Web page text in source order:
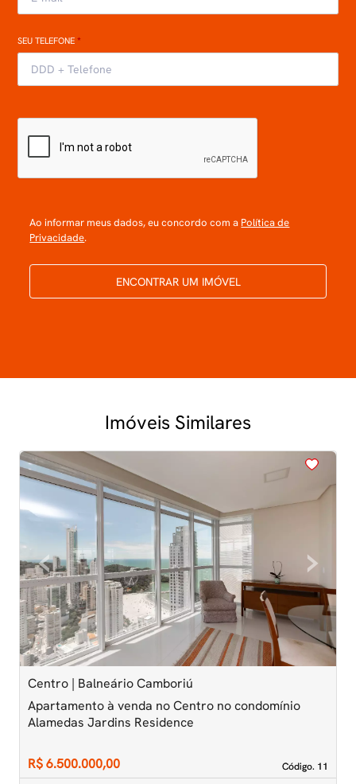
SEU TELEFONE*
Ao informar meus dados, eu concordo com a Política de
Privacidade.
ENCONTRAR UM IMÓVEL
Imóveis Similares
<<<<
‹Previous ›Next
Centro | Balneário Camboriú
Código. 11
Código. 11
Apartamento à venda no Centro no condomínio
Alamedas Jardins Residence
R$ 6.500.000,00